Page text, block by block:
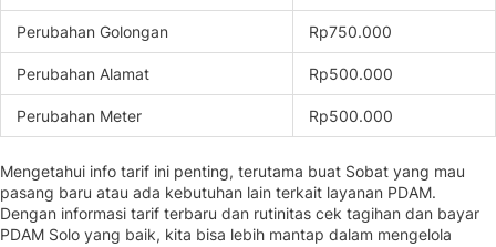
Perubahan Golongan Rp750.000
Perubahan Alamat Rp500.000
Perubahan Meter Rp500.000
Mengetahui info tarif ini penting, terutama buat Sobat yang mau
pasang baru atau ada kebutuhan lain terkait layanan PDAM.
Dengan informasi tarif terbaru dan rutinitas cek tagihan dan bayar
PDAM Solo yang baik, kita bisa lebih mantap dalam mengelola